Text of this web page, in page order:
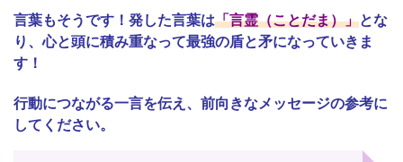
言葉もそうです！発した言葉は「言霊（ことだま）」とな
り、心と頭に積み重なって最強の盾と矛になっていきま
す！
行動につながる一言を伝え、前向きなメッセージの参考に
してください。